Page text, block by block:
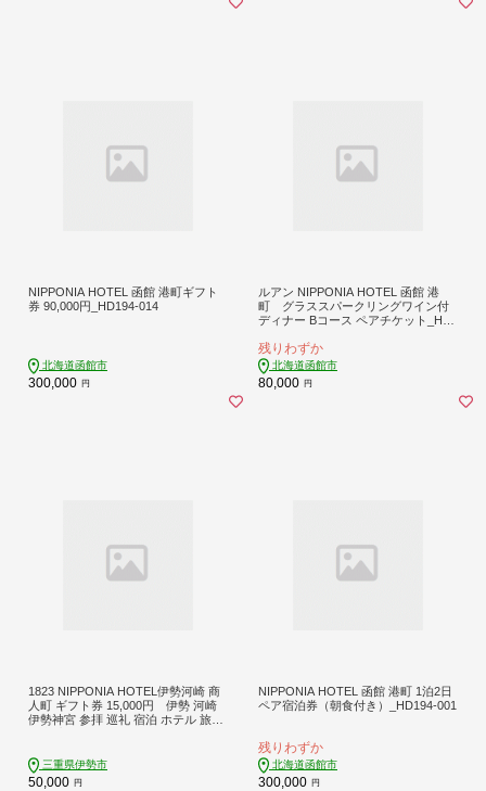
NIPPONIA HOTEL 函館 港町ギフト
券 90,000円_HD194-014
北海道函館市
300,000 円
ルアン NIPPONIA HOTEL 函館 港
町 グラススパークリングワイン付
ディナー Bコース ペアチケット_HD1
残りわずか
北海道函館市
80,000 円
1823 NIPPONIA HOTEL伊勢河崎 商
人町 ギフト券 15,000円 伊勢 河崎
伊勢神宮 参拝 巡礼 宿泊 ホテル 旅行
三重県伊勢市
50,000 円
NIPPONIA HOTEL 函館 港町 1泊2日
ペア宿泊券（朝食付き）_HD194-001
残りわずか
北海道函館市
300,000 円